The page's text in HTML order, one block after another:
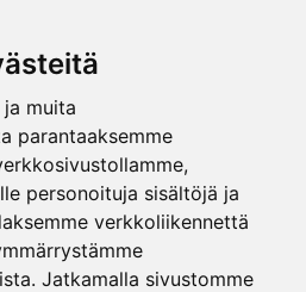
muita
parantaaksemme
personoituja sisältöjä ja
verkkoliikennettä
Jatkamalla sivustomme